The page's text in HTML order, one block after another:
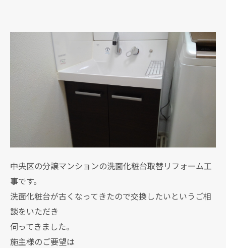
中央区の分譲マンションの洗面化粧台取替リフォーム工
事です。
洗面化粧台が古くなってきたので交換したいというご相
談をいただき
伺ってきました。
施主様のご要望は